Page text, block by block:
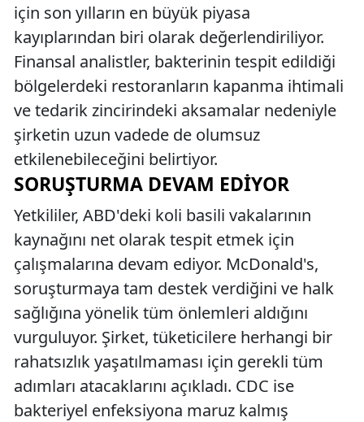
için son yılların en büyük piyasa
kayıplarından biri olarak değerlendiriliyor.
Finansal analistler, bakterinin tespit edildiği
bölgelerdeki restoranların kapanma ihtimali
ve tedarik zincirindeki aksamalar nedeniyle
şirketin uzun vadede de olumsuz
etkilenebileceğini belirtiyor.
SORUŞTURMA DEVAM EDIYOR
Yetkililer, ABD'deki koli basili vakalarının
kaynağını net olarak tespit etmek için
çalışmalarına devam ediyor. McDonald's,
soruşturmaya tam destek verdiğini ve halk
sağlığına yönelik tüm önlemleri aldığını
vurguluyor. Şirket, tüketicilere herhangi bir
rahatsızlık yaşatılmaması için gerekli tüm
adımları atacaklarını açıkladı. CDC ise
bakteriyel enfeksiyona maruz kalmış